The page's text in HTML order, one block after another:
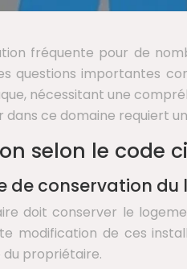
fréquente pour de
questions importantes
nécessitant une
ce domaine requiert
selon le code
de conservation
doit conserver le
modification de ces
propriétaire.